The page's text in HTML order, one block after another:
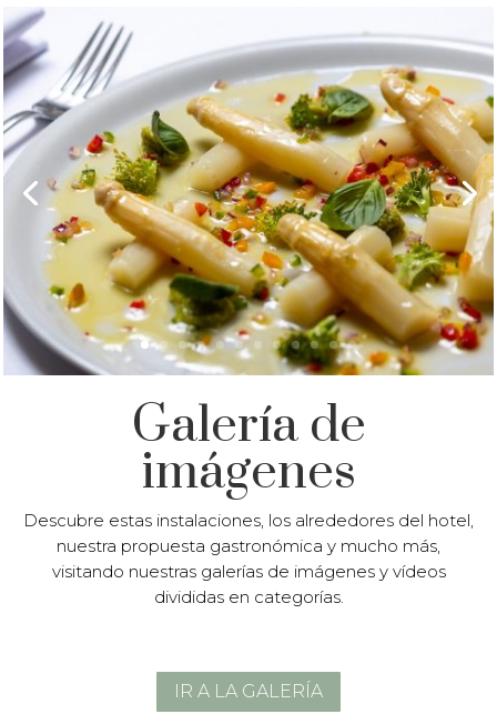
Galería de
imágenes
Descubre estas instalaciones, los alrededores del hotel,
nuestra propuesta gastronómica y mucho más,
visitando nuestras galerías de imágenes y vídeos
divididas en categorías.
IR A LA GALERÍA